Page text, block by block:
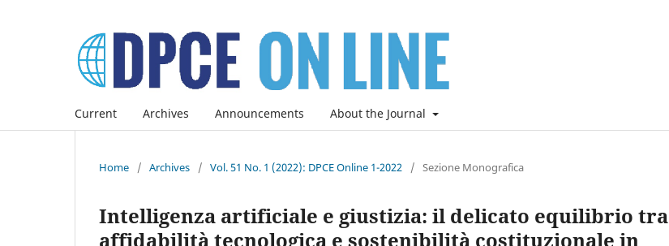
Current Archives Announcements About the Journal
Home / Archives / Vol. 51 No. 1 (2022): DPCE Online 1-2022 / Sezione Monografica
Intelligenza artificiale e giustizia: il delicato equilibrio tra
affidabilità tecnologica e sostenibilità costituzionale in